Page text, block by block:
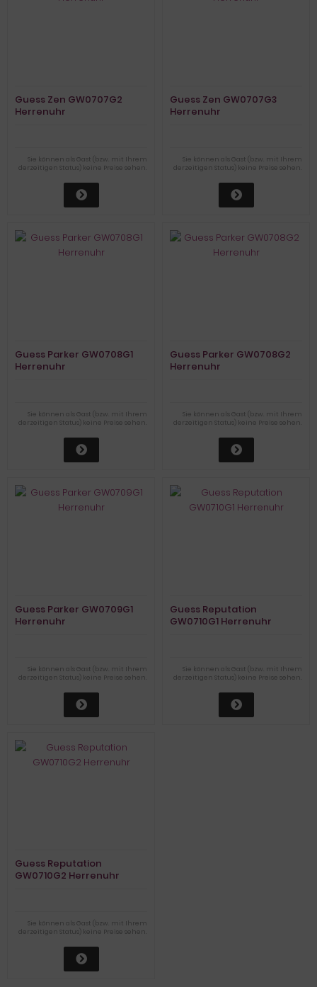
Guess Zen GW0707G2
Herrenuhr
Sie können als Gast (bzw. mit Ihrem
derzeitigen Status) keine Preise sehen.
Guess Zen GW0707G3
Herrenuhr
Sie können als Gast (bzw. mit Ihrem
derzeitigen Status) keine Preise sehen.
Guess Parker GW0708G1
Herrenuhr
Sie können als Gast (bzw. mit Ihrem
derzeitigen Status) keine Preise sehen.
Guess Parker GW0708G2
Herrenuhr
Sie können als Gast (bzw. mit Ihrem
derzeitigen Status) keine Preise sehen.
Guess Parker GW0709G1
Herrenuhr
Sie können als Gast (bzw. mit Ihrem
derzeitigen Status) keine Preise sehen.
Guess Reputation
GW0710G1 Herrenuhr
Sie können als Gast (bzw. mit Ihrem
derzeitigen Status) keine Preise sehen.
Guess Reputation
GW0710G2 Herrenuhr
Sie können als Gast (bzw. mit Ihrem
derzeitigen Status) keine Preise sehen.